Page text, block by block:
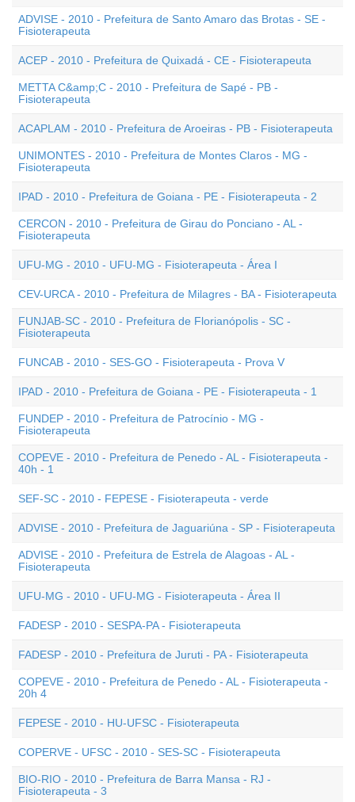
ADVISE - 2010 - Prefeitura de Santo Amaro das Brotas - SE -
Fisioterapeuta
ACEP - 2010 - Prefeitura de Quixadá - CE - Fisioterapeuta
METTA C&amp;C - 2010 - Prefeitura de Sapé - PB -
Fisioterapeuta
ACAPLAM - 2010 - Prefeitura de Aroeiras - PB - Fisioterapeuta
UNIMONTES - 2010 - Prefeitura de Montes Claros - MG -
Fisioterapeuta
IPAD - 2010 - Prefeitura de Goiana - PE - Fisioterapeuta - 2
CERCON - 2010 - Prefeitura de Girau do Ponciano - AL -
Fisioterapeuta
UFU-MG - 2010 - UFU-MG - Fisioterapeuta - Área I
CEV-URCA - 2010 - Prefeitura de Milagres - BA - Fisioterapeuta
FUNJAB-SC - 2010 - Prefeitura de Florianópolis - SC -
Fisioterapeuta
FUNCAB - 2010 - SES-GO - Fisioterapeuta - Prova V
IPAD - 2010 - Prefeitura de Goiana - PE - Fisioterapeuta - 1
FUNDEP - 2010 - Prefeitura de Patrocínio - MG -
Fisioterapeuta
COPEVE - 2010 - Prefeitura de Penedo - AL - Fisioterapeuta -
40h - 1
SEF-SC - 2010 - FEPESE - Fisioterapeuta - verde
ADVISE - 2010 - Prefeitura de Jaguariúna - SP - Fisioterapeuta
ADVISE - 2010 - Prefeitura de Estrela de Alagoas - AL -
Fisioterapeuta
UFU-MG - 2010 - UFU-MG - Fisioterapeuta - Área II
FADESP - 2010 - SESPA-PA - Fisioterapeuta
FADESP - 2010 - Prefeitura de Juruti - PA - Fisioterapeuta
COPEVE - 2010 - Prefeitura de Penedo - AL - Fisioterapeuta -
20h 4
FEPESE - 2010 - HU-UFSC - Fisioterapeuta
COPERVE - UFSC - 2010 - SES-SC - Fisioterapeuta
BIO-RIO - 2010 - Prefeitura de Barra Mansa - RJ -
Fisioterapeuta - 3